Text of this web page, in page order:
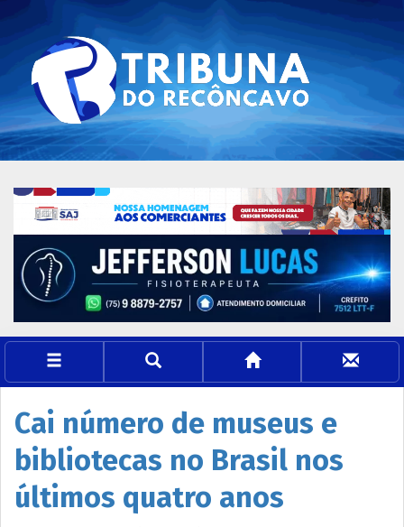
Cai número de museus e
bibliotecas no Brasil nos
últimos quatro anos